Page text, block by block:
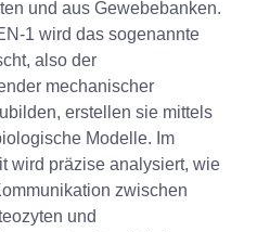
und aus Gewebebanken.
1 wird das sogenannte
also der
mechanischer
erstellen sie mittels
Modelle. Im
wird präzise analysiert, wie
zwischen
und